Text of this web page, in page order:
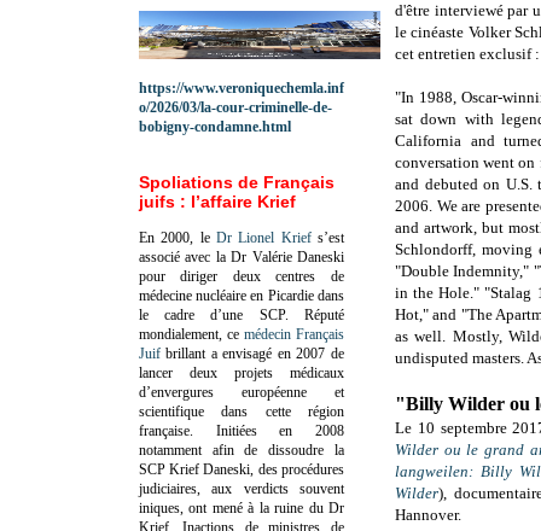
d'être interviewé par
le cinéaste Volker
cet entretien exclusif
"In 1988, Oscar-
sat down with
California and
conversation went on
and debuted on
2006. We are
and artwork, but
Schlondorff, moving
"Double Indemnity,"
in the Hole." "Stalag
Hot," and "The
as well. Mostly,
undisputed masters.
"Billy Wilder ou
Le 10 septembre
Wilder ou le grand
langweilen: Billy
Wilder),
Hannover.
https://www.veroniquechemla.inf
o/2026/03/la-cour-criminelle-de-
bobigny-condamne.html
Spoliations de Français
juifs : l’affaire Krief
En 2000, le Dr Lionel Kriefs’est
associé avec la Dr Valérie Daneski
pour diriger deux centres de
médecine nucléaire en Picardie dans
le cadre d’une SCP. Réputé
mondialement, ce médecin Français
Juif brillant a envisagé en 2007 de
lancer deux projets médicaux
d’envergures européenne et
scientifique dans cette région
française. Initiées en 2008
notamment afin de dissoudre la
SCP Krief Daneski, des procédures
judiciaires, aux verdicts souvent
iniques, ont mené à la ruine du Dr
Krief.Inactions de ministres de